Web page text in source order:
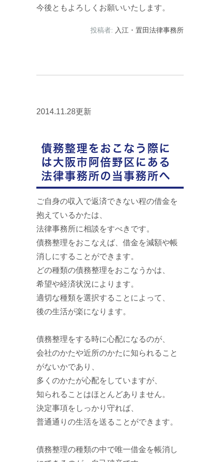
今後ともよろしくお願いいたします。
投稿者: 入江・置田法律事務所
2014.11.28更新
債務整理をおこなう際に
は大阪市阿倍野区にある
法律事務所の当事務所へ
ご自身の収入で返済できない程の借金を
抱えているかたは、
法律事務所に相談をすべきです。
債務整理をおこなえば、借金を減額や帳
消しにすることができます。
どの種類の債務整理をおこなうかは、
希望や経済状況によります。
適切な種類を選択することによって、
後の生活が楽になります。
債務整理をする時に心配になるのが、
会社のかたや近所のかたに知られること
がないかであり、
多くのかたが心配をしていますが、
知られることはほとんどありません。
決定事項をしっかり守れば、
普通通りの生活を送ることができます。
債務整理の種類の中で唯一借金を帳消し